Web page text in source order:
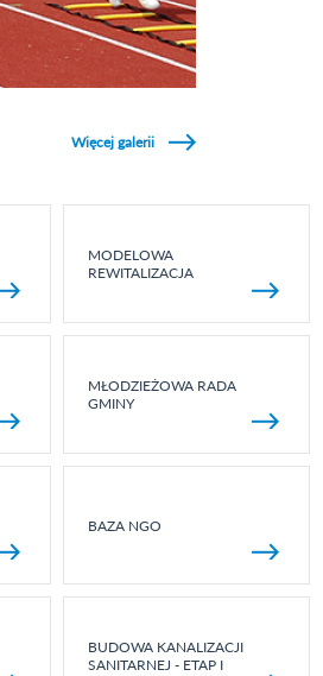
Więcej galerii
MODELOWA
REWITALIZACJA
MŁODZIEŻOWA RADA
GMINY
BAZA NGO
BUDOWA KANALIZACJI
SANITARNEJ - ETAP I